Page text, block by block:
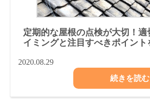
定期的な屋根の点検が大切！適
イミングと注目すべきポイント
2020.08.29
続きを読